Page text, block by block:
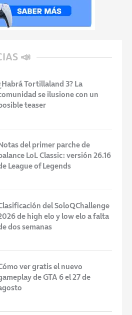
📣
Tortillaland 3? La
se ilusione con un
teaser
del primer parche de
LoL Classic: versión 26.16
League of Legends
del SoloQChallenge
de high elo y low elo a falta
dos semanas
ver gratis el nuevo
de GTA 6 el 27 de